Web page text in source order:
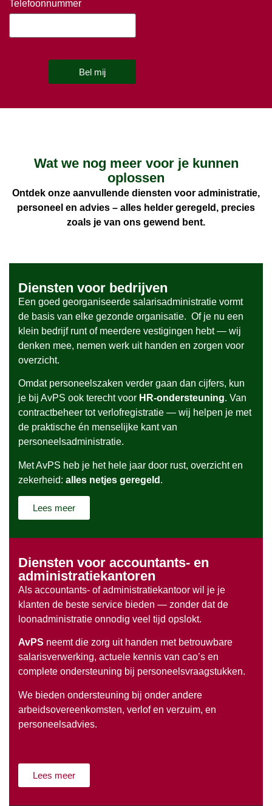
Telefoonnummer
Bel mij
Wat we nog meer voor je kunnen
oplossen
Ontdek onze aanvullende diensten voor administratie,
personeel en advies – alles helder geregeld, precies
zoals je van ons gewend bent.
Diensten voor bedrijven
Een goed georganiseerde salarisadministratie vormt
de basis van elke gezonde organisatie. Of je nu een
klein bedrijf runt of meerdere vestigingen hebt — wij
denken mee, nemen werk uit handen en zorgen voor
overzicht.
Omdat personeelszaken verder gaan dan cijfers, kun
je bij AvPS ook terecht voor HR-ondersteuning. Van
contractbeheer tot verlofregistratie — wij helpen je met
de praktische én menselijke kant van
personeelsadministratie.
Met AvPS heb je het hele jaar door rust, overzicht en
zekerheid: alles netjes geregeld .
Lees meer
Diensten voor accountants- en
administratiekantoren
Als accountants- of administratiekantoor wil je je
klanten de beste service bieden — zonder dat de
loonadministratie onnodig veel tijd opslokt.
AvPS neemt die zorg uit handen met betrouwbare
salarisverwerking, actuele kennis van cao’s en
complete ondersteuning bij personeelsvraagstukken.
We bieden ondersteuning bij onder andere
arbeidsovereenkomsten, verlof en verzuim, en
personeelsadvies.
Lees meer